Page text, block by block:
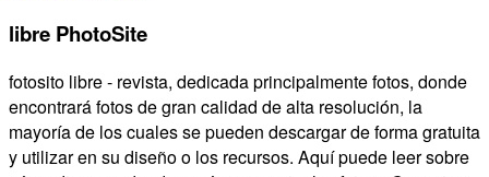
libre PhotoSite
fotosito libre - revista, dedicada principalmente fotos, donde
encontrará fotos de gran calidad de alta resolución, la
mayoría de los cuales se pueden descargar de forma gratuita
y utilizar en su diseño o los recursos. Aquí puede leer sobre